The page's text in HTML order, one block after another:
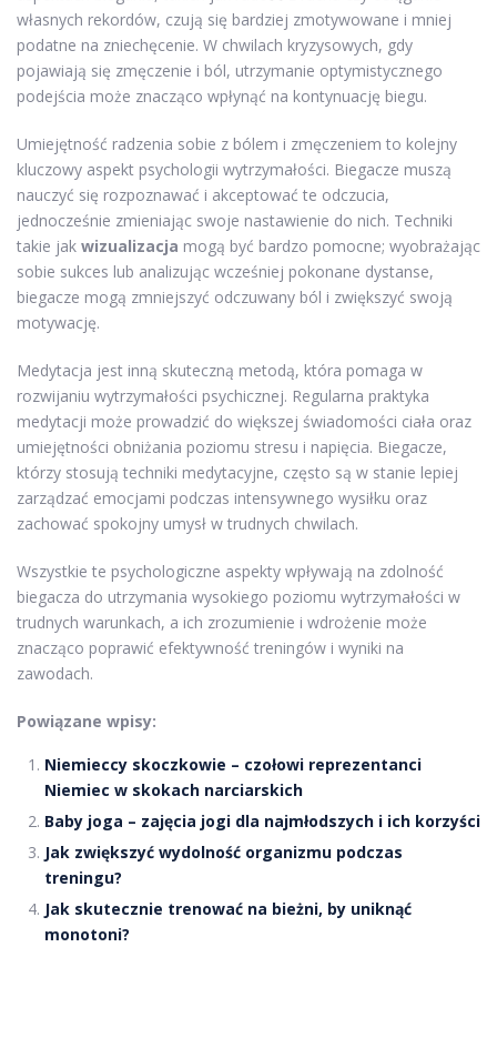
własnych rekordów, czują się bardziej zmotywowane i mniej
podatne na zniechęcenie. W chwilach kryzysowych, gdy
pojawiają się zmęczenie i ból, utrzymanie optymistycznego
podejścia może znacząco wpłynąć na kontynuację biegu.
Umiejętność radzenia sobie z bólem i zmęczeniem to kolejny
kluczowy aspekt psychologii wytrzymałości. Biegacze muszą
nauczyć się rozpoznawać i akceptować te odczucia,
jednocześnie zmieniając swoje nastawienie do nich. Techniki
takie jak wizualizacja mogą być bardzo pomocne; wyobrażając
sobie sukces lub analizując wcześniej pokonane dystanse,
biegacze mogą zmniejszyć odczuwany ból i zwiększyć swoją
motywację.
Medytacja jest inną skuteczną metodą, która pomaga w
rozwijaniu wytrzymałości psychicznej. Regularna praktyka
medytacji może prowadzić do większej świadomości ciała oraz
umiejętności obniżania poziomu stresu i napięcia. Biegacze,
którzy stosują techniki medytacyjne, często są w stanie lepiej
zarządzać emocjami podczas intensywnego wysiłku oraz
zachować spokojny umysł w trudnych chwilach.
Wszystkie te psychologiczne aspekty wpływają na zdolność
biegacza do utrzymania wysokiego poziomu wytrzymałości w
trudnych warunkach, a ich zrozumienie i wdrożenie może
znacząco poprawić efektywność treningów i wyniki na
zawodach.
Powiązane wpisy:
Niemieccy skoczkowie – czołowi reprezentanci
Niemiec w skokach narciarskich
Baby joga – zajęcia jogi dla najmłodszych i ich korzyści
Jak zwiększyć wydolność organizmu podczas
treningu?
Jak skutecznie trenować na bieżni, by uniknąć
monotoni?